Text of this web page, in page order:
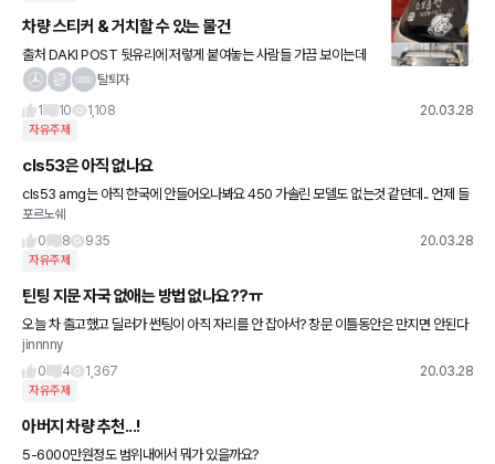
차량 스티커 & 거치할 수 있는 물건
출처 DAKI POST 뒷유리에 저렇게 붙여놓는 사람들 가끔 보이는데
저게 피해 주는 거라고 하네요ㅎㅎㅎ 전 그 토이스토리 우드 바깥에
탈퇴자
1
10 1,108 20.03.28
자유주제
cls53은 아직 없나요
cls53 amg는 아직 한국에 안들어오나봐요 450 가솔린 모델도 없는것 같던데.. 언제 들
어올려나
포르노쉐
0
8 935 20.03.28
자유주제
틴팅 지문 자국 없애는 방법 없나요??ㅠ
오늘 차 출고했고 딜러가 썬팅이 아직 자리를 안 잡아서? 창문 이틀동안은 만지면 안된다
고 했는데 무의식중에 만져서 손가락 한개 지문 자국이 남았어요..ㅠ 재시공말고는 이거
없앨 수 있는 방법이 없
jinnnny
0
4 1,367 20.03.28
자유주제
아버지 차량 추천...!
5-6000만원정도 범위내에서 뭐가 있을까요?